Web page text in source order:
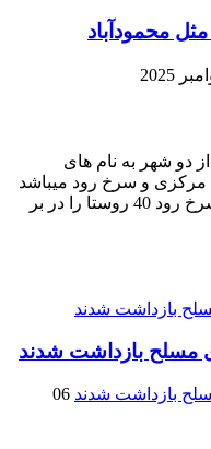
محمودآباد
دو شهر به نام های
مرکزی و سرخ رود میباشد
که در بخش مرکزی 45روستا و بخش سرخ رود 40 روستا را در بر
06